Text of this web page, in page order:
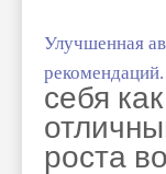
Улучшенная
рекомендаций.
себя как
роста